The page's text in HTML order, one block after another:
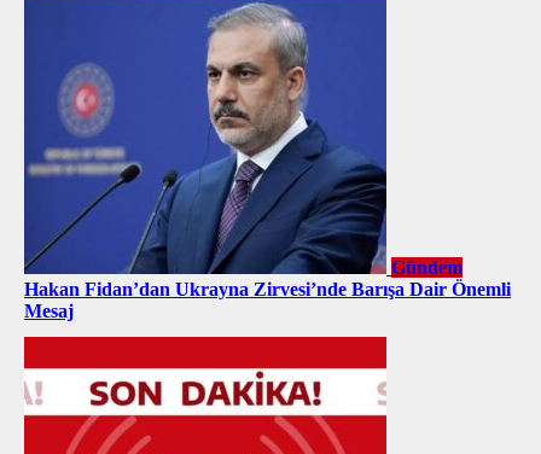
Gündem
Hakan Fidan’dan Ukrayna Zirvesi’nde Barışa Dair Önemli
Mesaj